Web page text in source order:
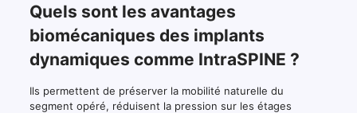
Quels sont les avantages
biomécaniques des implants
dynamiques comme IntraSPINE ?
Ils permettent de préserver la mobilité naturelle du
segment opéré, réduisent la pression sur les étages